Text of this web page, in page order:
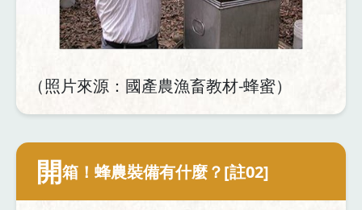
（照片來源：國產農漁畜教材-蜂蜜）
開箱！蜂農裝備有什麼？[註02]